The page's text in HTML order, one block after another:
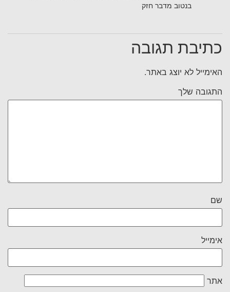
בנטוב מדבר חזק
כתיבת תגובה
האימייל לא יוצג באתר.
התגובה שלך
שם
אימייל
אתר